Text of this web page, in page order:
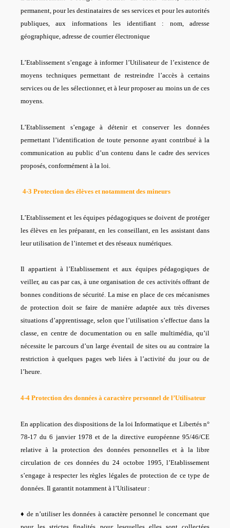
permanent, pour les destinataires de ses services et pour les autorités
publiques, aux informations les identifiant : nom, adresse
géographique, adresse de courrier électronique
L’Etablissement s’engage à informer l’Utilisateur de l’existence de
moyens techniques permettant de restreindre l’accès à certains
services ou de les sélectionner, et à leur proposer au moins un de ces
moyens.
L’Etablissement s’engage à détenir et conserver les données
permettant l’identification de toute personne ayant contribué à la
communication au public d’un contenu dans le cadre des services
proposés, conformément à la loi.
4-3 Protection des élèves et notamment des mineurs
L’Etablissement et les équipes pédagogiques se doivent de protéger
les élèves en les préparant, en les conseillant, en les assistant dans
leur utilisation de l’internet et des réseaux numériques.
Il appartient à l’Etablissement et aux équipes pédagogiques de
veiller, au cas par cas, à une organisation de ces activités offrant de
bonnes conditions de sécurité. La mise en place de ces mécanismes
de protection doit se faire de manière adaptée aux très diverses
situations d’apprentissage, selon que l’utilisation s’effectue dans la
classe, en centre de documentation ou en salle multimédia, qu’il
nécessite le parcours d’un large éventail de sites ou au contraire la
restriction à quelques pages web liées à l’activité du jour ou de
l’heure.
4-4 Protection des données à caractère personnel de l’Utilisateur
En application des dispositions de la loi Informatique et Libertés n°
78-17 du 6 janvier 1978 et de la directive européenne 95/46/CE
relative à la protection des données personnelles et à la libre
circulation de ces données du 24 octobre 1995, l’Etablissement
s’engage à respecter les règles légales de protection de ce type de
données. Il garantit notamment à l’Utilisateur :
♦ de n’utiliser les données à caractère personnel le concernant que